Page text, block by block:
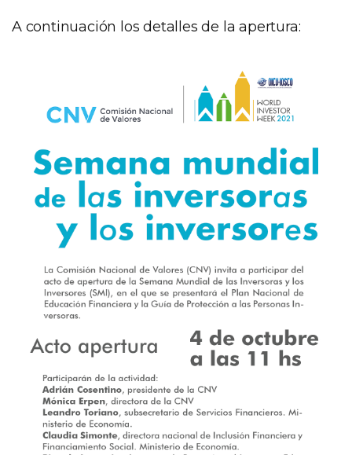
A continuación los detalles de la apertura: